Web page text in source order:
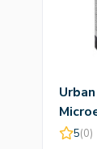
5(0)